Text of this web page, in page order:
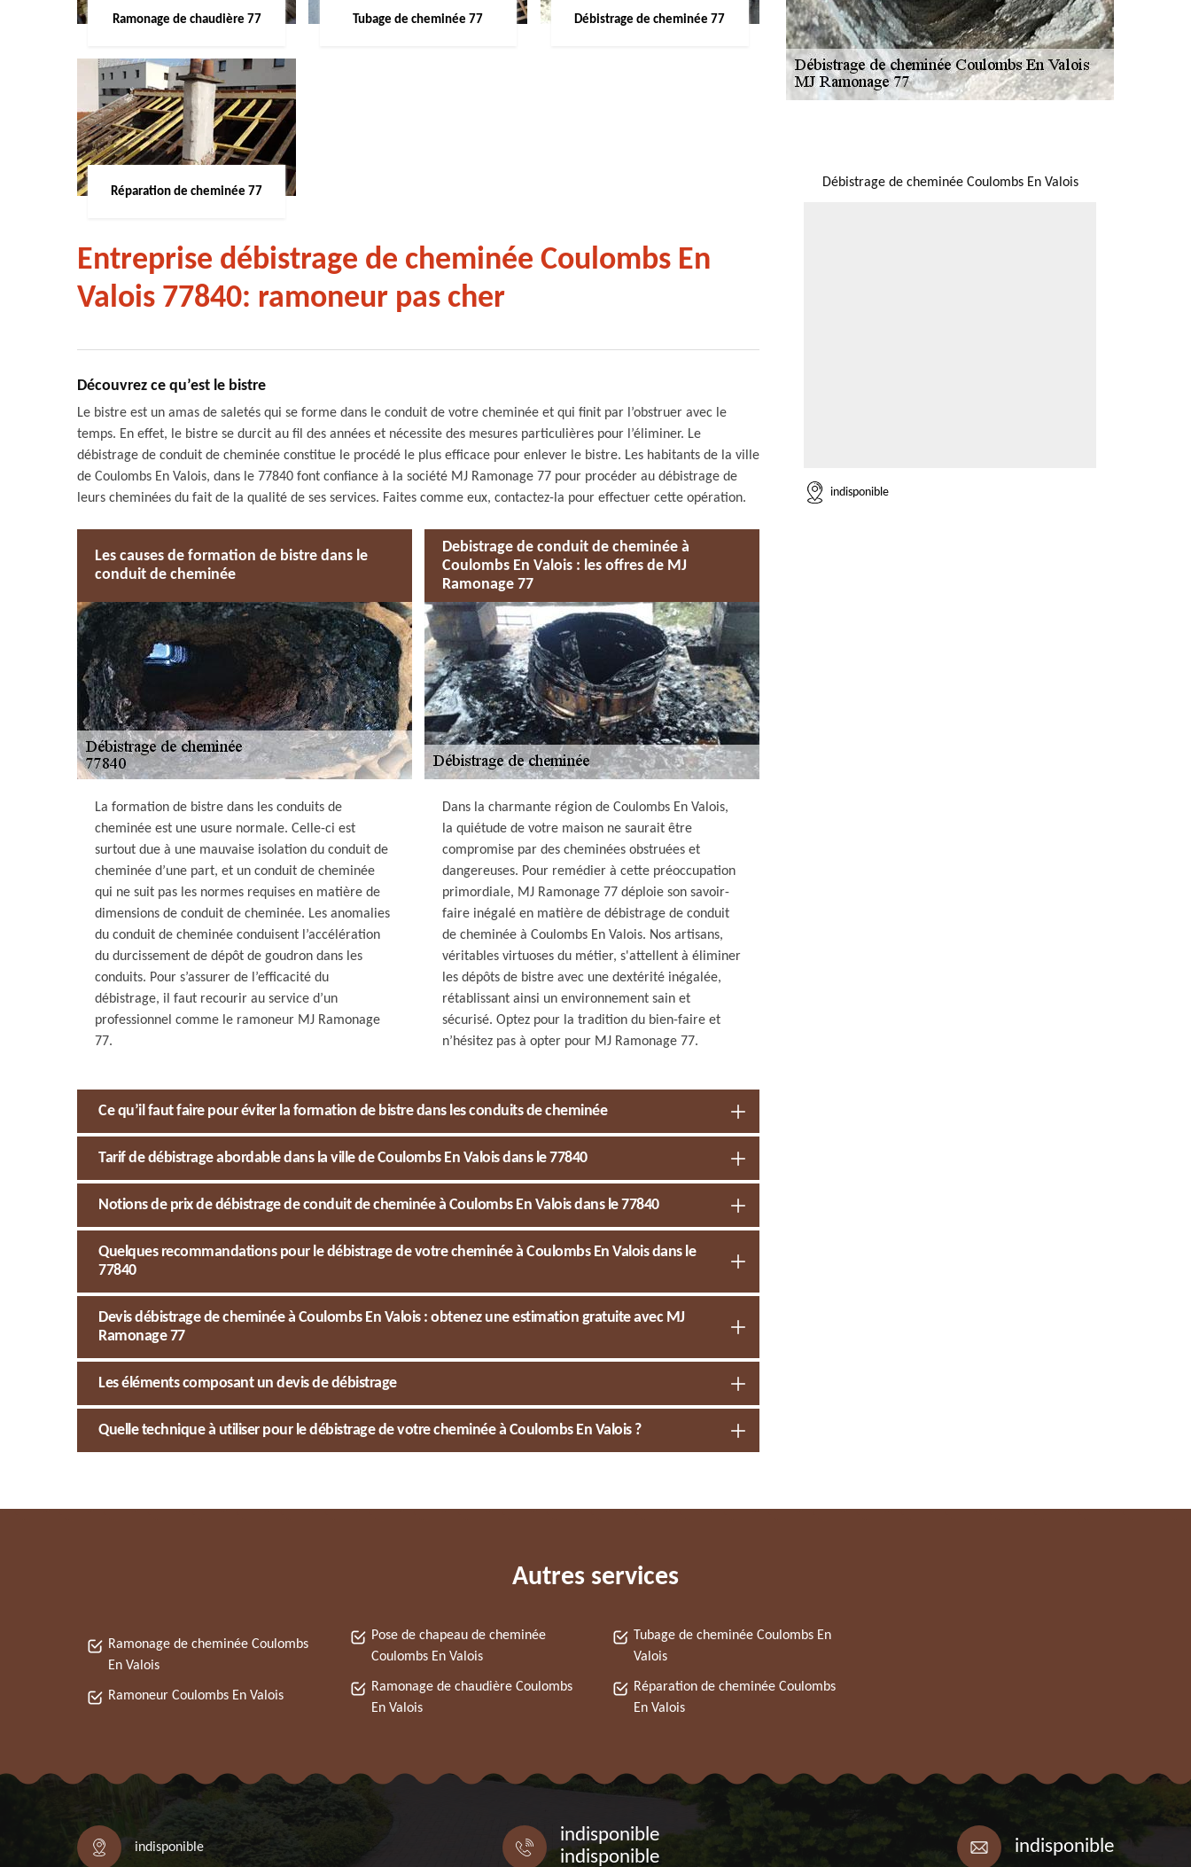
Ramonage de chaudière 77 Tubage de cheminée 77 Débistrage de cheminée 77
Réparation de cheminée 77
Entreprise débistrage de cheminée Coulombs En
Valois 77840: ramoneur pas cher
Découvrez ce qu’est le bistre
Le bistre est un amas de saletés qui se forme dans le conduit de votre cheminée et qui finit par l’obstruer avec le
temps. En effet, le bistre se durcit au fil des années et nécessite des mesures particulières pour l’éliminer. Le
débistrage de conduit de cheminée constitue le procédé le plus efficace pour enlever le bistre. Les habitants de la ville
de Coulombs En Valois, dans le 77840 font confiance à la société MJ Ramonage 77 pour procéder au débistrage de
leurs cheminées du fait de la qualité de ses services. Faites comme eux, contactez-la pour effectuer cette opération.
Les causes de formation de bistre dans le
conduit de cheminée
La formation de bistre dans les conduits de
cheminée est une usure normale. Celle-ci est
surtout due à une mauvaise isolation du conduit de
cheminée d’une part, et un conduit de cheminée
qui ne suit pas les normes requises en matière de
dimensions de conduit de cheminée. Les anomalies
du conduit de cheminée conduisent l’accélération
du durcissement de dépôt de goudron dans les
conduits. Pour s’assurer de l’efficacité du
débistrage, il faut recourir au service d’un
professionnel comme le ramoneur MJ Ramonage
77.
Debistrage de conduit de cheminée à
Coulombs En Valois : les offres de MJ
Ramonage 77
Dans la charmante région de Coulombs En Valois,
la quiétude de votre maison ne saurait être
compromise par des cheminées obstruées et
dangereuses. Pour remédier à cette préoccupation
primordiale, MJ Ramonage 77 déploie son savoir-
faire inégalé en matière de débistrage de conduit
de cheminée à Coulombs En Valois. Nos artisans,
véritables virtuoses du métier, s'attellent à éliminer
les dépôts de bistre avec une dextérité inégalée,
rétablissant ainsi un environnement sain et
sécurisé. Optez pour la tradition du bien-faire et
n’hésitez pas à opter pour MJ Ramonage 77.
Ce qu’il faut faire pour éviter la formation de bistre dans les conduits de cheminée
Tarif de débistrage abordable dans la ville de Coulombs En Valois dans le 77840
Notions de prix de débistrage de conduit de cheminée à Coulombs En Valois dans le 77840
Quelques recommandations pour le débistrage de votre cheminée à Coulombs En Valois dans le
77840
Devis débistrage de cheminée à Coulombs En Valois : obtenez une estimation gratuite avec MJ
Ramonage 77
Les éléments composant un devis de débistrage
Quelle technique à utiliser pour le débistrage de votre cheminée à Coulombs En Valois ?
Débistrage de cheminée Coulombs En Valois
indisponible
Autres services
Ramonage de cheminée Coulombs
En Valois
Ramoneur Coulombs En Valois
Pose de chapeau de cheminée
Coulombs En Valois
Ramonage de chaudière Coulombs
En Valois
Tubage de cheminée Coulombs En
Valois
Réparation de cheminée Coulombs
En Valois
indisponible
indisponible
indisponible
indisponible